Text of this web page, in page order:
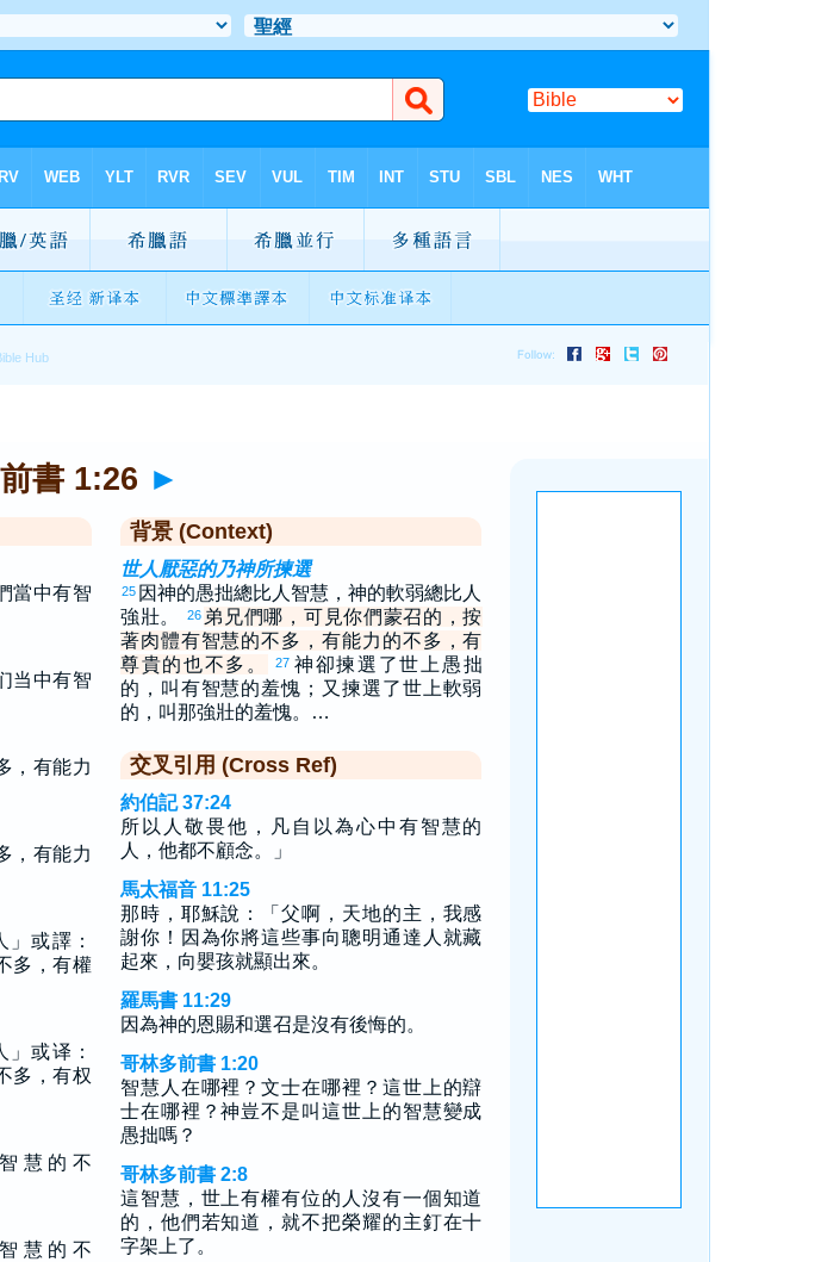
書 1:26 ►
當中有智
当中有智
，有能力
，有能力
或譯：
多，有權
或译：
多，有权
慧 的 不
慧 的 不
背景 (Context)
世人厭惡的乃神所揀選
25 因神的愚拙總比人智慧，神的軟弱總比人
強壯。
26 弟兄們哪，可見你們蒙召的，按
著肉體有智慧的不多，有能力的不多，有
尊貴的也不多。
27 神卻揀選了世上愚拙
的，叫有智慧的羞愧；又揀選了世上軟弱
的，叫那強壯的羞愧。…
交叉引用 (Cross Ref)
約伯記 37:24
所以人敬畏他，凡自以為心中有智慧的
人，他都不顧念。」
馬太福音 11:25
那時，耶穌說：「父啊，天地的主，我感
謝你！因為你將這些事向聰明通達人就藏
起來，向嬰孩就顯出來。
羅馬書 11:29
因為神的恩賜和選召是沒有後悔的。
哥林多前書 1:20
智慧人在哪裡？文士在哪裡？這世上的辯
士在哪裡？神豈不是叫這世上的智慧變成
愚拙嗎？
哥林多前書 2:8
這智慧，世上有權有位的人沒有一個知道
的，他們若知道，就不把榮耀的主釘在十
字架上了。